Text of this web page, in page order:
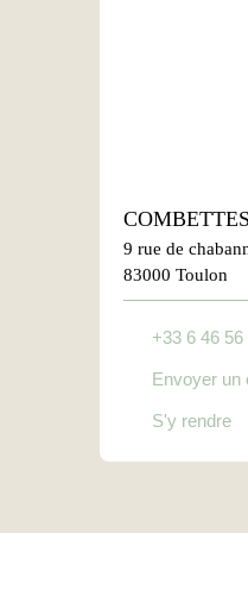
9 rue de
83000 Toulon
+33 6 46 56
Envoyer un
S'y rendre